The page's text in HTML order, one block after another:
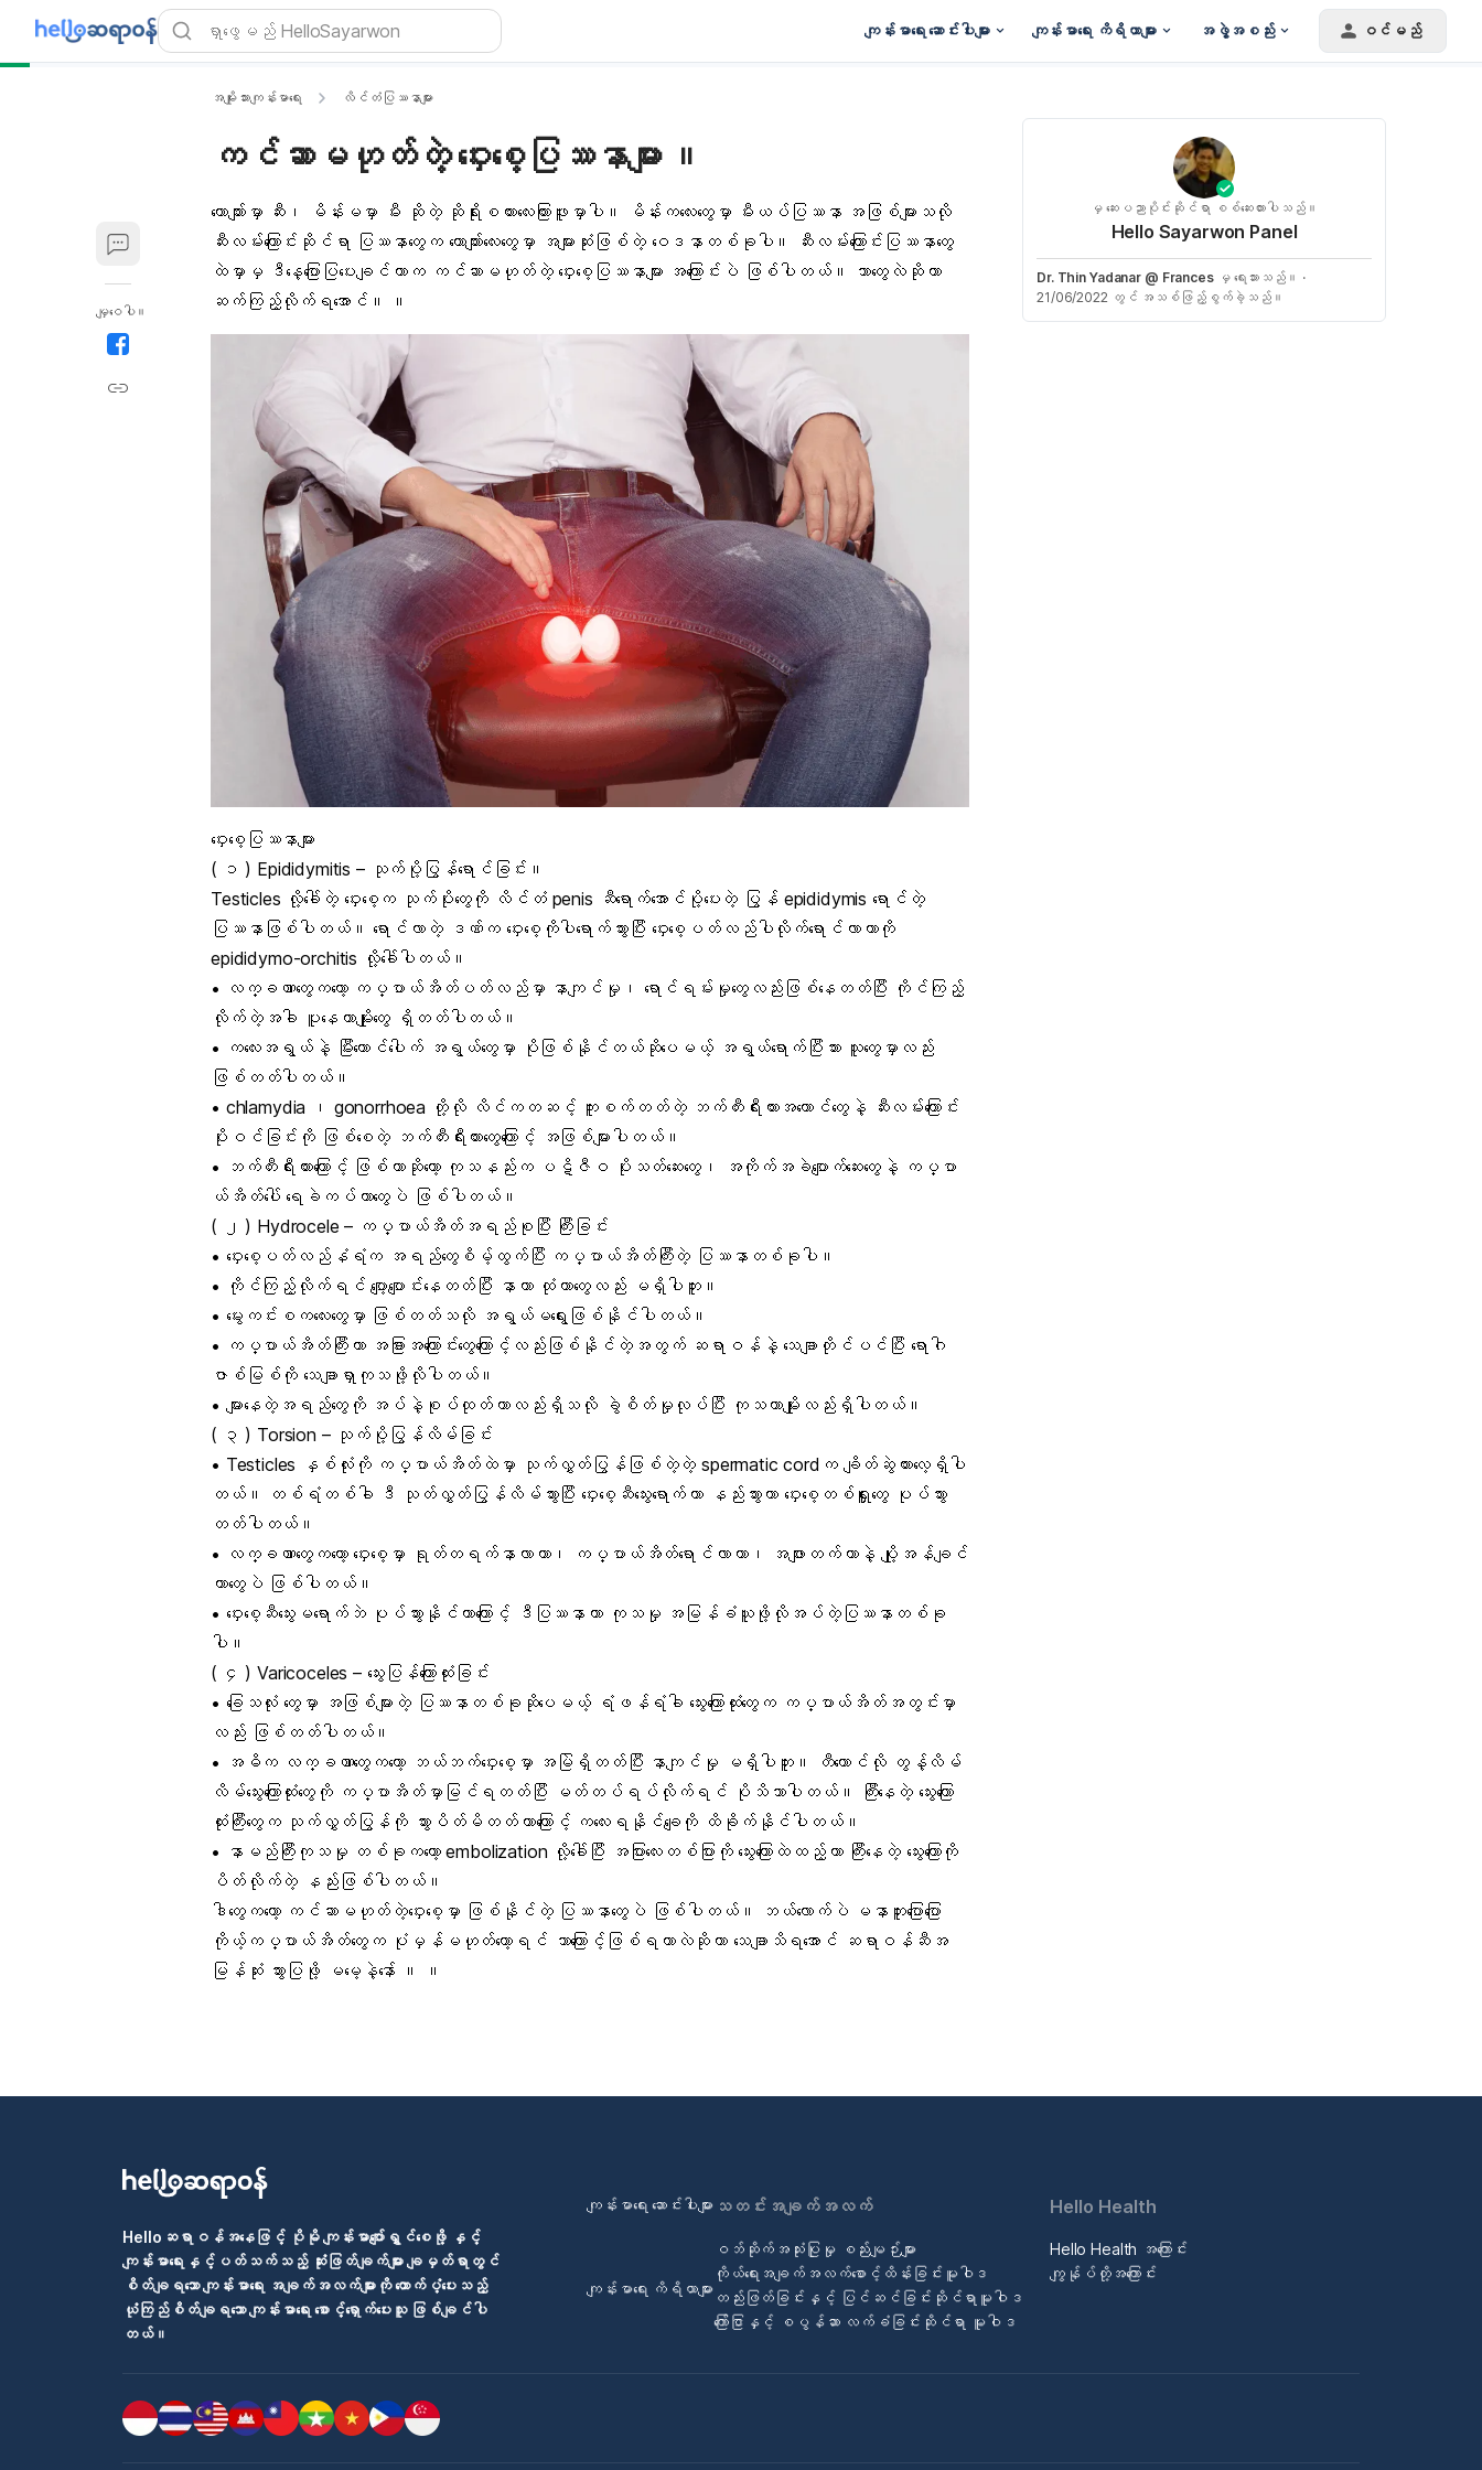
ကျန်းမာရေး ဆောင်းပါးများ ကျန်းမာရေး ကိရိယာများ အဖွဲ့အစည်း ဝင်မည်
မျှဝေပါ။
အမျိုးသားကျန်းမာရေး လိင်တံပြဿနာများ
ကင်ဆာမဟုတ်တဲ့ ဝှေးစေ့ပြဿနာများ ။
ယောက်ျားမှာ ဆီး၊ မိန်းမမှာ မီး ဆိုတဲ့ ဆိုရိုးစကားလေးကြားဖူးမှာပါ။ မိန်းကလေးတွေမှာ မီးယပ် ပြဿနာ အဖြစ်များသလို
ဆီးလမ်းကြောင်း ဆိုင်ရာ ပြဿနာတွေက ယောကျာ်းလေးတွေမှာ အများဆုံးဖြစ်တဲ့ ဝေဒနာတစ်ခုပါ။ ဆီးလမ်းကြောင်းပြဿနာတွေ
ထဲမှာမှ ဒီနေ့ပြောပြပေးချင်တာက ကင်ဆာ မဟုတ်တဲ့ ဝှေးစေ့ပြဿနာများ အကြောင်းပဲ ဖြစ်ပါတယ်။ ဘာတွေလဲဆိုတာ
ဆက်ကြည့်လိုက်ရအောင်။ ။
ဝှေးစေ့ပြဿနာများ
( ၁ ) Epididymitis – သုက်ပို့ပြွန်ရောင်ခြင်း။
Testicles လို့ခေါ်တဲ့ဝှေးစေ့ က သုက်ပိုးတွေကို လိင်တံ penis ဆီရောက်အောင်ပို့ပေးတဲ့ ပြွန် epididymis ရောင်တဲ့
ပြဿနာဖြစ်ပါတယ်။ ရောင်လာတဲ့ ဒဏ်က ဝှေးစေ့ကိုပါရောက်သွားပြီး ဝှေးစေ့ပတ်လည်ပါလိုက်ရောင်လာတာကို
epididymo-orchitis လို့ခေါ်ပါတယ်။
• လက္ခဏာတွေကတော့ ကပ္ပာယ်အိတ်ပတ်လည်မှာ နာကျင်မှု၊ ရောင်ရမ်းမှုတွေလည်းဖြစ်နေတတ်ပြီး ကိုင်ကြည့်
လိုက်တဲ့အခါ ပူနေတာမျိုးတွေ ရှိတတ်ပါတယ်။
• ကလေးအရွယ်နဲ့ မြီးကောင်ပေါက် အရွယ်တွေမှာ ပိုဖြစ်နိုင်တယ်ဆိုပေမယ့် အရွယ်ရောက်ပြီးသား သူတွေမှာလည်း
ဖြစ်တတ်ပါတယ်။
• chlamydia ၊ gonorrhoea တို့လို လိင်ကတဆင့် ကူးစက်တတ်တဲ့ ဘက်တီးရီးယားအကောင်တွေနဲ့ ဆီးလမ်းကြောင်း
ပိုးဝင် ခြင်းကို ဖြစ်စေတဲ့ ဘက်တီးရီးယားတွေကြောင့် အဖြစ်များပါတယ်။
• ဘက်တီးရီးယားကြောင့် ဖြစ်တာဆိုတော့ ကုသနည်းက ပဋိဇီဝ ပိုးသတ်ဆေးတွေ၊ အကိုက်အခဲပျောက်ဆေးတွေနဲ့ ကပ္ပာ
ယ်အိတ်ပေါ် ရေခဲကပ်တာတွေပဲ ဖြစ်ပါတယ်။
( ၂ ) Hydrocele – ကပ္ပာယ်အိတ်အရည်စုပြီး ကြီးခြင်း
• ဝှေးစေ့ ပတ်လည်နံရံက အရည်တွေစိမ့်ထွက်ပြီး ကပ္ပာယ်အိတ်ကြီးတဲ့ ပြဿနာတစ်ခုပါ။
• ကိုင်ကြည့်လိုက်ရင် ပျော့ပျောင်းနေတတ်ပြီး နာတာ ထုံတာတွေလည်း မရှိပါဘူး။
• မွေးကင်းစကလေးတွေမှာ ဖြစ်တတ်သလို အရွယ်မရွေးဖြစ်နိုင်ပါတယ်။
• ကပ္ပာယ်အိတ်ကြီးတာ အခြားအကြောင်းတွေကြောင့်လည်းဖြစ်နိုင်တဲ့အတွက် ဆရာဝန်နဲ့ သေချာတိုင်ပင်ပြီး ရောဂါ
ဇာစ်မြစ်ကို သေချာရှာကုသဖို့လိုပါတယ်။
• များနေတဲ့အရည်တွေကို အပ်နဲ့စုပ်ထုတ်တာလည်းရှိသလို ခွဲစိတ်မှုလုပ်ပြီး ကုသတာမျိုးလည်းရှိပါတယ်။
( ၃ ) Torsion – သုက်ပို့ပြွန်လိမ်ခြင်း
• Testicles နှစ်လုံးကို ကပ္ပာယ်အိတ်ထဲမှာ သုက်လွှတ်ပြွန်ဖြစ်တဲ့တဲ့ spermatic cordက ချိတ်ဆွဲထားလေ့ရှိပါ
တယ်။ တစ်ရံတစ်ခါ ဒီ သုတ်လွှတ်ပြွန်လိမ်သွားပြီး ဝှေးစေ့ဆီသွေးရောက်တာ နည်းသွားတာ ဝှေးစေ့တစ်ရှူးတွေ ပုပ်သွား
တတ်ပါတယ်။
• လက္ခဏာတွေကတော့ ဝှေးစေ့မှာ ရုတ်တရက်နာလာတာ၊ ကပ္ပာယ်အိတ်ရောင်လာတာ၊ အဖျားတက်တာနဲ့ ပျို့အန်ချင်
တာတွေပဲ ဖြစ်ပါတယ်။
• ဝှေးစေ့ဆီသွေးမရောက်ဘဲ ပုပ်သွားနိုင်တာကြောင့် ဒီပြဿနာဟာ ကုသမှု အမြန်ခံယူဖို့လိုအပ်တဲ့ပြဿနာတစ်ခု
ပါ။
( ၄ ) Varicoceles – သွေးပြန်ကြောထုံး ခြင်း
• ခြေသလုံး တွေမှာ အဖြစ်များတဲ့ ပြဿနာတစ်ခုဆိုပေမယ့် ရံဖန်ရံခါ သွေးကြောထုံးတွေက ကပ္ပာယ်အိတ်အတွင်းမှာ
လည်း ဖြစ်တတ်ပါတယ်။
• အဓိက လက္ခဏာတွေကတော့ ဘယ်ဘက်ဝှေးစေ့မှာ အမြဲရှိတတ်ပြီး နာကျင်မှု မရှိပါဘူး။ တီကောင်လို တွန့်လိမ်
လိမ်သွေးကြောထုံးတွေကို ကပ္ပာအိတ်မှာမြင်ရတတ်ပြီး မတ်တပ်ရပ်လိုက်ရင် ပိုသိသာပါတယ်။ ကြီးနေတဲ့ သွေးကြော
ထုံးကြီးတွေက သုက်လွှတ်ပြွန်ကို သွားပိတ်မိတတ်တာကြောင့် ကလေးရနိုင်ချေကို ထိခိုက်နိုင်ပါတယ်။
• နာမည်ကြီးကုသမှု တစ်ခုကတော့ embolization လို့ခေါ်ပြီး အပြားလေးတစ်ပြားကို သွေးကြောထဲထည့်ကာ ကြီးနေတဲ့ သွေးကြောကို
ပိတ်လိုက်တဲ့ နည်းဖြစ်ပါတယ်။
ဒါတွေကတော့ ကင်ဆာမဟုတ်တဲ့ဝှေးစေ့မှာ ဖြစ်နိုင်တဲ့ ပြဿနာတွေပဲ ဖြစ်ပါတယ်။ ဘယ်လောက်ပဲ မနာဘူးပြောပြော
ကိုယ့်ကပ္ပာယ်အိတ်တွေက ပုံမှန်မဟုတ်တော့ရင် ဘာကြောင့်ဖြစ်ရတာလဲဆိုတာ သေချာသိရအောင် ဆရာဝန်ဆီအ
မြန်ဆုံး သွားပြဖို့ မမေ့နဲ့နော် ။ ။
မှ ဆေးပညာပိုင်းဆိုင်ရာ စစ်ဆေးထားပါသည်။
Hello Sayarwon Panel
Dr. Thin Yadanar @ Francesမှ ရေးသားသည်။ ·
21/06/2022 တွင် အသစ်ဖြည့်စွက်ခဲ့သည်။
Helloဆရာဝန်အနေဖြင့် ပိုမို ကျန်းမာပျော်ရွှင်စေဖို့ နှင့်
ကျန်းမာရေးနှင့်ပတ်သက်သည့် ဆုံးဖြတ်ချက်များ ချမှတ်ရာတွင်
စိတ်ချရသော ကျန်းမာရေး အချက်အလက်များကို ထောက်ပံ့ပေးသည့်
ယုံကြည်စိတ်ချရသော ကျန်းမာရေး စောင့်ရှောက်ပေးသူ ဖြစ်ချင်ပါ
တယ်။
ကျန်းမာရေး ဆောင်းပါးများ
ကျန်းမာရေး ကိရိယာများ
သတင်းအချက်အလက်
ဝဘ်ဆိုက်အသုံးပြုမှု စည်းမျဉ်းများ
ကိုယ်ရေးအချက်အလက်စောင့်ထိန်းခြင်းမူဝါဒ
တည်းဖြတ်ခြင်းနှင့် ပြင်ဆင်ခြင်းဆိုင်ရာမူဝါဒ
ကြော်ငြာနှင့် စပွန်ဆာ လက်ခံခြင်းဆိုင်ရာ မူဝါဒ
Hello Health
Hello Health အကြောင်း
ကျွန်ုပ်တို့အကြောင်း